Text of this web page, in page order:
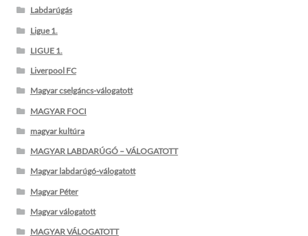
Labdarúgás
Ligue 1.
LIGUE 1.
Liverpool FC
Magyar cselgáncs-válogatott
MAGYAR FOCI
magyar kultúra
MAGYAR LABDARÚGÓ – VÁLOGATOTT
Magyar labdarúgó-válogatott
Magyar Péter
Magyar válogatott
MAGYAR VÁLOGATOTT